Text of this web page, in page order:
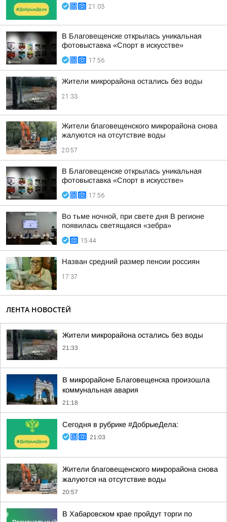
21:03
В Благовещенске открылась уникальная
фотовыставка «Спорт в искусстве»
17:56
Жители микрорайона остались без воды
21:33
Жители благовещенского микрорайона снова
жалуются на отсутствие воды
20:57
В Благовещенске открылась уникальная
фотовыставка «Спорт в искусстве»
17:56
Во тьме ночной, при свете дня В регионе
появилась светящаяся «зебра»
15:44
Назван средний размер пенсии россиян
17:37
ЛЕНТА НОВОСТЕЙ
Жители микрорайона остались без воды
21:33
В микрорайоне Благовещенска произошла
коммунальная авария
21:18
Сегодня в рубрике #ДобрыеДела:
21:03
Жители благовещенского микрорайона снова
жалуются на отсутствие воды
20:57
В Хабаровском крае пройдут торги по